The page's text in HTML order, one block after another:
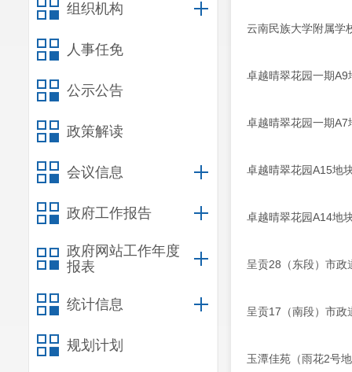
组织机构
人事任免
公示公告
政策解读
会议信息
政府工作报告
政府网站工作年度
报表
统计信息
规划计划
云南民族大学附属学
卓越晴翠花园一期
卓越晴翠花园一期
卓越晴翠花园A15地
卓越晴翠花园A14地
呈贡28（东段）市政
呈贡17（南段）市政
玉潭佳苑（雨花2号